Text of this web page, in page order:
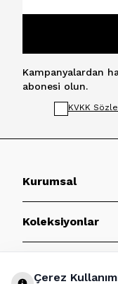
Kampanyalardan
abonesi olun.
KVKK
Kurumsal
Koleksiyonlar
Çerez